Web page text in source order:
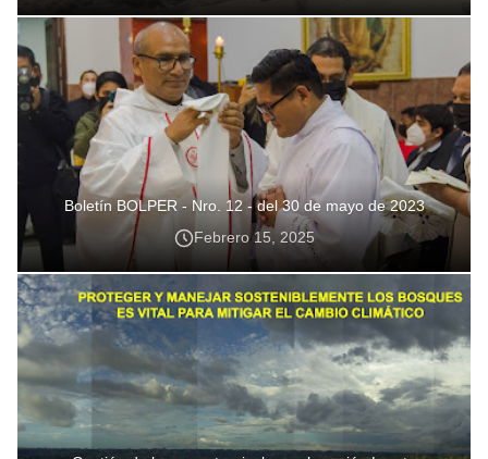
Boletín BOLPER - Nro. 12 - del 30 de mayo de 2023
Febrero 15, 2025